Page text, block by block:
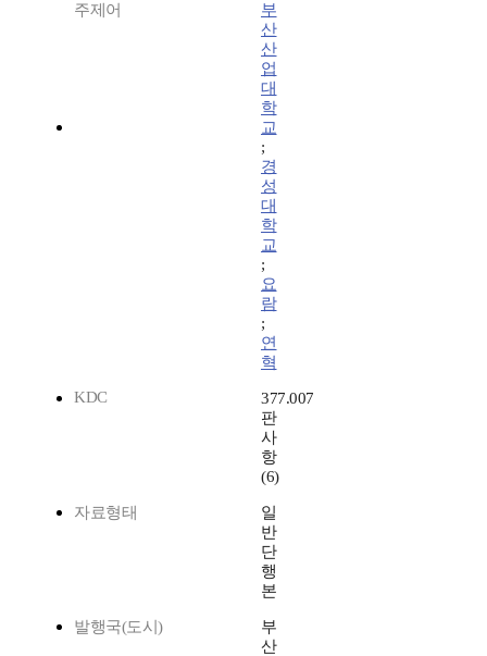
주제어
부
산
산
업
대
학
교
;
경
성
대
학
교
;
요
람
;
연
혁
KDC
377.007
판
사
항
(6)
자료형태
일
반
단
행
본
발행국(도시)
부
산